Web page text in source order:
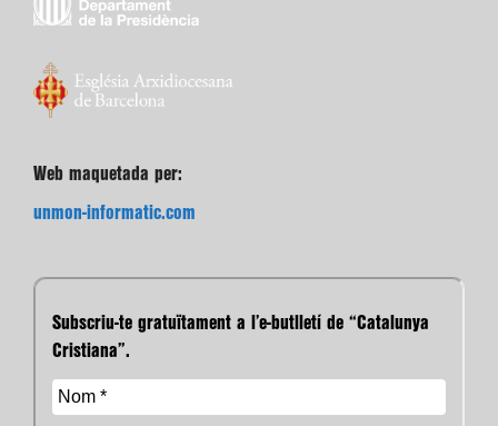
Web maquetada per:
unmon-informatic.com
Subscriu-te gratuïtament a l’e-butlletí de “Catalunya
Cristiana”.